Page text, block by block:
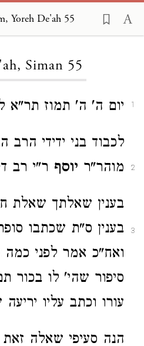
Yoreh De'ah 55
Siman 55
1 יום ה' ה' תמוז תר"א
2
לכבוד בני ידידי הרב
מוהר"ר יוסף ר"י רב
3
בענין שאלתך שאלת
בענין ס"ת שכתבו
ואח"כ אמר לפני כמה
סיפור שהי' לו בכור
עורו וכתב עליו
הנה סעיפי שאלה